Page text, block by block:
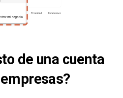
de una cuenta